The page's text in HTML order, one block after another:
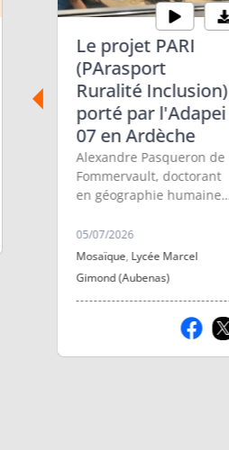
Le projet PARI
(PArasport
Ruralité Inclusion)
porté par l'Adapei
07 en Ardèche
Alexandre Pasqueron de
Fommervault, doctorant
en géographie humaine
l'inclusion par le sport en
milieu isolé était l'invité
de Charlotte et Youssef,
stagiaires de secondes au
05/07/2026
Mosaïque, Lycée Marcel
Gimond (Aubenas)